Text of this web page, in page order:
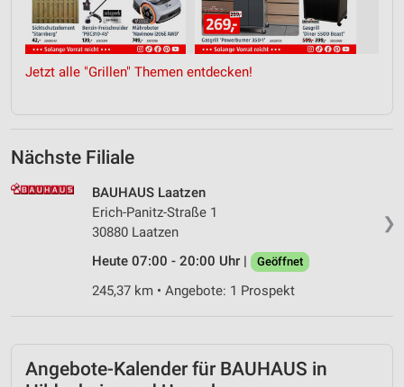
Jetzt alle "Grillen" Themen entdecken!
Nächste Filiale
❯
BAUHAUS Laatzen
Erich-Panitz-Straße 1
30880 Laatzen
Heute 07:00 - 20:00 Uhr |
Geöffnet
245,37 km • Angebote: 1 Prospekt
Angebote-Kalender für BAUHAUS in